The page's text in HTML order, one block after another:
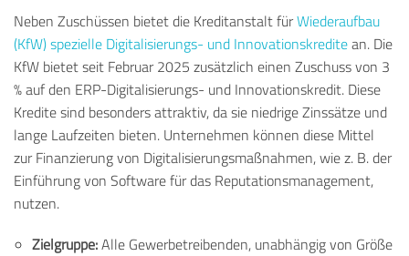
Neben Zuschüssen bietet die Kreditanstalt fürWiederaufbau
(KfW) spezielle Digitalisierungs- und Innovationskreditean. Die
KfW bietet seit Februar 2025 zusätzlich einen Zuschuss von 3
% auf den ERP-Digitalisierungs- und Innovationskredit. Diese
Kredite sind besonders attraktiv, da sie niedrige Zinssätze und
lange Laufzeiten bieten. Unternehmen können diese Mittel
zur Finanzierung von Digitalisierungsmaßnahmen, wie z. B. der
Einführung von Software für das Reputationsmanagement,
nutzen.
Zielgruppe:Alle Gewerbetreibenden, unabhängig von Größe